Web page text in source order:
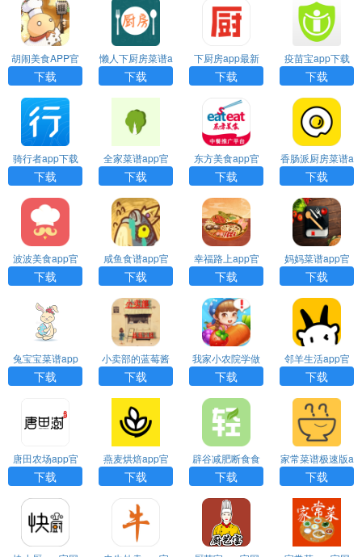
胡闹美食APP官
网最新版下载
下载
懒人下厨房菜谱a
pp最新版下载
下载
下厨房app最新
版下载
下载
疫苗宝app下载
安装
下载
骑行者app下载
最新版
下载
全家菜谱app官
网下载
下载
东方美食app官
网下载
下载
香肠派厨房菜谱a
pp官网下载
下载
波波美食app官
网下载
下载
咸鱼食谱app官
网下载
下载
幸福路上app官
网下载
下载
妈妈菜谱app官
网下载
下载
兔宝宝菜谱app
官网下载
下载
小卖部的蓝莓酱
食谱app官网下
载
下载
我家小农院学做
菜app官网下载
下载
邻羊生活app官
网下载
下载
唐田农场app官
网下载
下载
燕麦烘焙app官
网下载
下载
辟谷减肥断食食
谱app官网下载
下载
家常菜谱极速版a
pp官网下载
下载